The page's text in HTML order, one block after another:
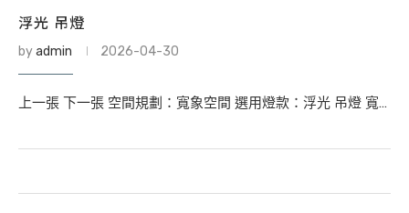
浮光 吊燈
byadmin 2026-04-30
上一張 下一張 空間規劃：寬象空間 選用燈款：浮光 吊燈 寬…